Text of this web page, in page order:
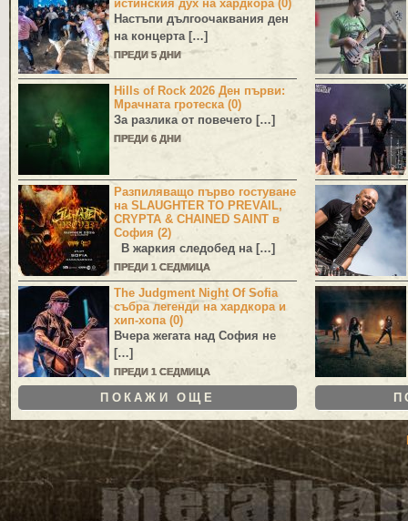
истинския дух на хардкора (0)
Настъпи дългоочаквания ден
на концерта […]
ПРЕДИ 5 ДНИ
Hills of Rock 2026 Ден първи:
Мрачната гротеска (0)
За разлика от повечето […]
ПРЕДИ 6 ДНИ
Разпиляващо първо гостуване
на SLAUGHTER TO PREVAIL,
CRYPTA & CHAINED SAINT в
София (2)
В жаркия следобед на […]
ПРЕДИ 1 СЕДМИЦА
The Judgment Night Of Sofia
събра легенди на хардкора и
хип-хопа (0)
Вчера жегата над София не
[…]
ПРЕДИ 1 СЕДМИЦА
ПОКАЖИ ОЩЕ